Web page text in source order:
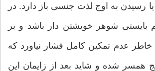
رسیدن به اوج لذت جنسی باز دارد. در
بایستی شوهر خویشتن دار باشد و بر
عدم تمکین کامل فشار نیاورد که
همسر شده و شاید بعد از زایمان این